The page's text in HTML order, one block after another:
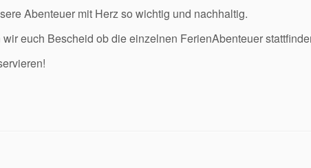
Abenteuer mit Herz so wichtig und nachhaltig.
euch Bescheid ob die einzelnen FerienAbenteuer